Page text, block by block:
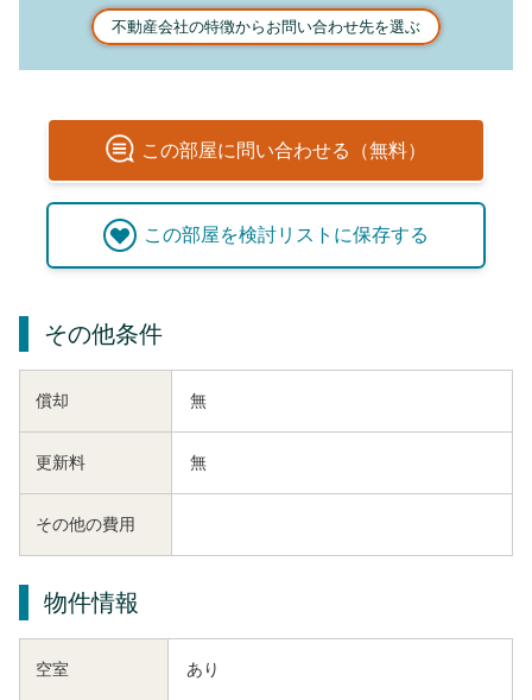
不動産会社の特徴からお問い合わせ先を選ぶ
この部屋に問い合わせる（無料）
この部屋を検討リストに保存する
その他条件
償却 無
更新料 無
その他の費用
物件情報
空室 あり